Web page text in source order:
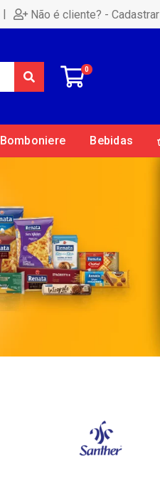
| Não é cliente? - Cadastrar
0
Bomboniere Bebidas